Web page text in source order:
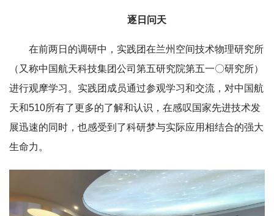
逐日问天
在前两日的调研中，实践团在兰州空间技术物理研究所
（又称中国航天科技集团公司第五研究院第五一〇研究所）
进行观摩学习。实践团成员通过参观学习和交流，对中国航
天和510所有了更多的了解和认识，在感叹国家先进技术发
展迅速的同时，也感受到了科研梦与实际应用相结合的强大
生命力。